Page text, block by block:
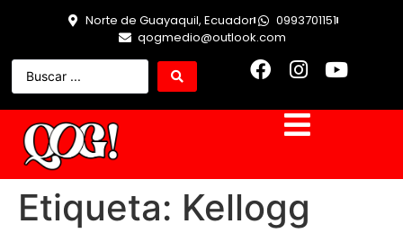
Norte de Guayaquil, Ecuador
0993701151
qogmedio@outlook.com
Etiqueta: Kellogg